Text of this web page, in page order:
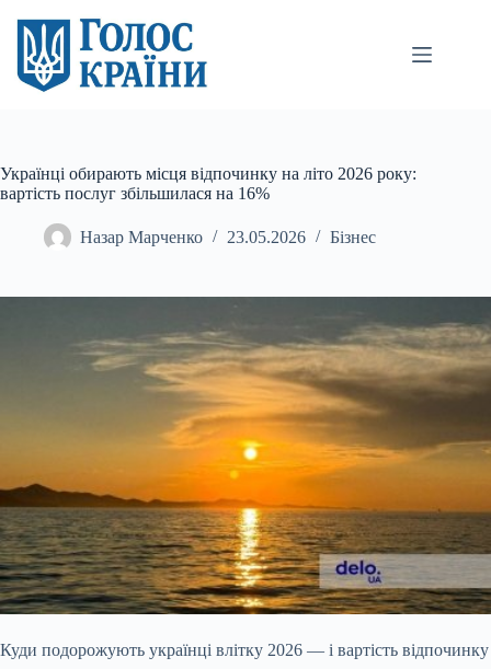
вмісту
Українці обирають місця відпочинку на літо 2026 року:
вартість послуг збільшилася на 16%
Назар Марченко 23.05.2026 Бізнес
Куди подорожують українці влітку 2026 — і вартість відпочинку